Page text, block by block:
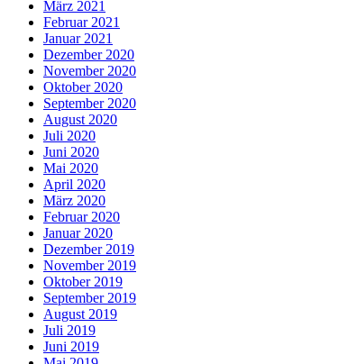
März 2021
Februar 2021
Januar 2021
Dezember 2020
November 2020
Oktober 2020
September 2020
August 2020
Juli 2020
Juni 2020
Mai 2020
April 2020
März 2020
Februar 2020
Januar 2020
Dezember 2019
November 2019
Oktober 2019
September 2019
August 2019
Juli 2019
Juni 2019